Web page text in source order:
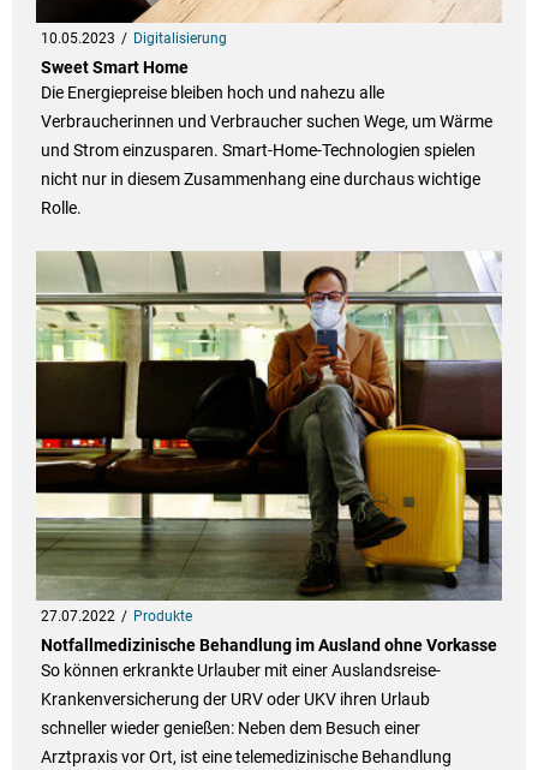
10.05.2023 Digitalisierung
Sweet Smart Home
Die Energiepreise bleiben hoch und nahezu alle
Verbraucherinnen und Verbraucher suchen Wege, um Wärme
und Strom einzusparen. Smart-Home-Technologien spielen
nicht nur in diesem Zusammenhang eine durchaus wichtige
Rolle.
27.07.2022 Produkte
Notfallmedizinische Behandlung im Ausland ohne Vorkasse
So können erkrankte Urlauber mit einer Auslandsreise-
Krankenversicherung der URV oder UKV ihren Urlaub
schneller wieder genießen: Neben dem Besuch einer
Arztpraxis vor Ort, ist eine telemedizinische Behandlung